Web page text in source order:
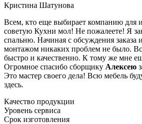
Кристина Шатунова
Всем, кто еще выбирает компанию для
советую Кухни мол! Не пожалеете! Я
спальню. Начиная с обсуждения заказа
монтажом никаких проблем не было.
быстро и качественно. К тому же мне
Огромное спасибо сборщику Алексею
Это мастер своего дела! Всю мебель
здесь.
Качество продукции
Уровень сервиса
Срок изготовления